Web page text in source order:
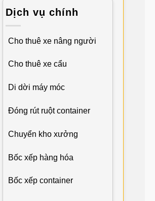
Dịch vụ chính
Cho thuê xe nâng người
Cho thuê xe cẩu
Di dời máy móc
Đóng rút ruột container
Chuyển kho xưởng
Bốc xếp hàng hóa
Bốc xếp container